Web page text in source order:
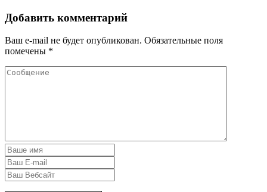
Добавить комментарий
Ваш e-mail не будет опубликован. Обязательные поля
помечены *